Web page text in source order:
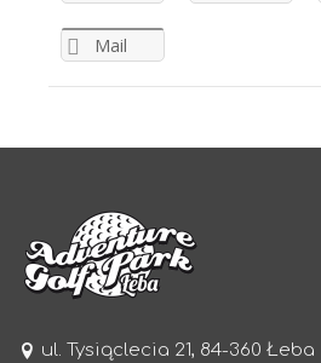
Mail
ul. Tysiąclecia 21, 84-360 Łeba